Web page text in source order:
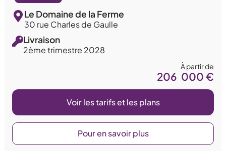
Le Domaine de la Ferme
30 rue Charles de Gaulle
Livraison
2ème trimestre 2028
À partir de
206 000 €
Voir les tarifs et les plans
Pour en savoir plus